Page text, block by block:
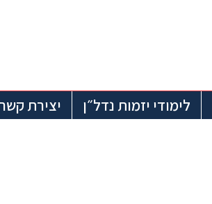
לימודי יזמות נדל״ן יצירת קשר